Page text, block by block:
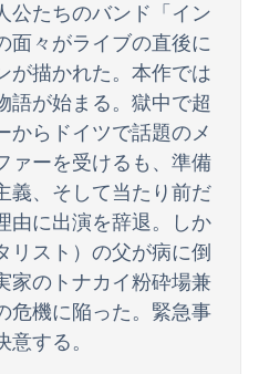
公たちのバンド「イン
面々がライブの直後に
が描かれた。本作では
語が始まる。獄中で超
からドイツで話題のメ
ァーを受けるも、準備
義、そして当たり前だ
由に出演を辞退。しか
リスト）の父が病に倒
家のトナカイ粉砕場兼
危機に陥った。緊急事
する。